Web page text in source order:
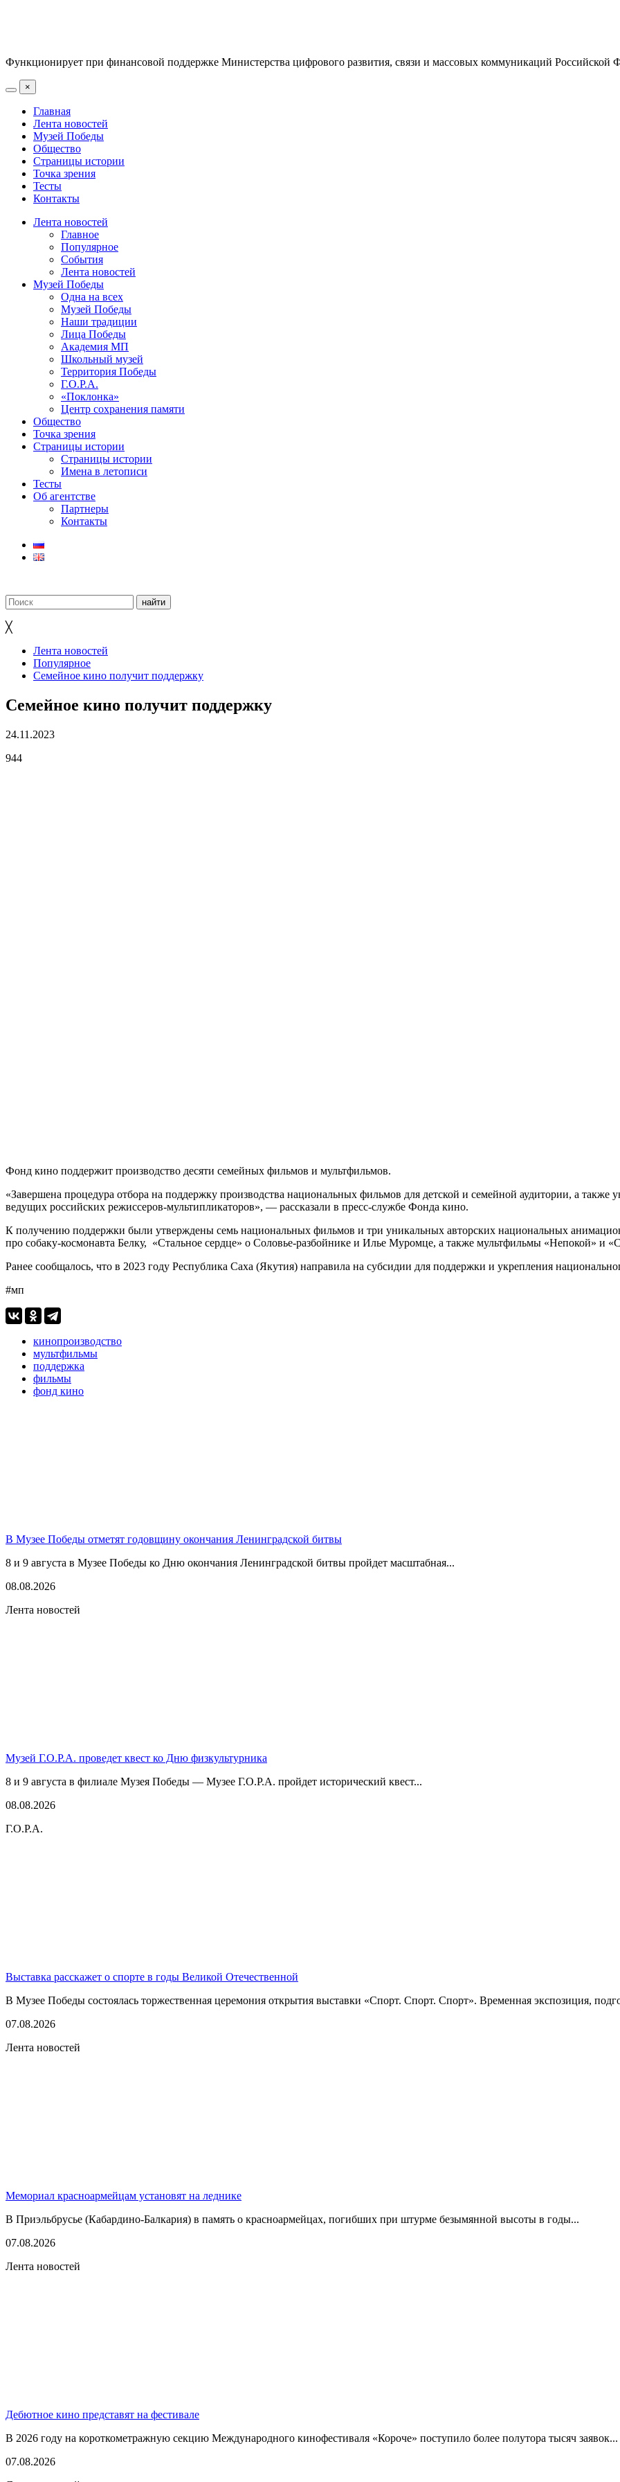
Функционирует при финансовой поддержке Министерства цифрового развития, связи и массовых коммуникаций Российской
×
Главная
Лента новостей
Музей Победы
Общество
Страницы истории
Точка зрения
Тесты
Контакты
Лента новостей
Главное
Популярное
События
Лента новостей
Музей Победы
Одна на всех
Музей Победы
Наши традиции
Лица Победы
Академия МП
Школьный музей
Территория Победы
Г.О.Р.А.
«Поклонка»
Центр сохранения памяти
Общество
Точка зрения
Страницы истории
Страницы истории
Имена в летописи
Тесты
Об агентстве
Партнеры
Контакты
╳
Лента новостей
Популярное
Семейное кино получит поддержку
Семейное кино получит поддержку
24.11.2023
944
Фонд кино поддержит производство десяти семейных фильмов и мультфильмов.
«Завершена процедура отбора на поддержку производства национальных фильмов для детской и семейной аудитории, а
ведущих российских режиссеров-мультипликаторов», — рассказали в пресс-службе Фонда кино.
К получению поддержки были утверждены семь национальных фильмов и три уникальных авторских национальных
про собаку-космонавта Белку, «Стальное сердце» о Соловье-разбойнике и Илье Муромце, а также мультфильмы «Непокой» и
Ранее сообщалось, что в 2023 году Республика Саха (Якутия) направила на субсидии для поддержки и укрепления
#мп
кинопроизводство
мультфильмы
поддержка
фильмы
фонд кино
В Музее Победы отметят годовщину окончания Ленинградской битвы
8 и 9 августа в Музее Победы ко Дню окончания Ленинградской битвы пройдет масштабная...
08.08.2026
Лента новостей
Музей Г.О.Р.А. проведет квест ко Дню физкультурника
8 и 9 августа в филиале Музея Победы — Музее Г.О.Р.А. пройдет исторический квест...
08.08.2026
Г.О.Р.А.
Выставка расскажет о спорте в годы Великой Отечественной
В Музее Победы состоялась торжественная церемония открытия выставки «Спорт. Спорт. Спорт». Временная экспозиция,
07.08.2026
Лента новостей
Мемориал красноармейцам установят на леднике
В Приэльбрусье (Кабардино-Балкария) в память о красноармейцах, погибших при штурме безымянной высоты в годы...
07.08.2026
Лента новостей
Дебютное кино представят на фестивале
В 2026 году на короткометражную секцию Международного кинофестиваля «Короче» поступило более полутора тысяч заявок...
07.08.2026